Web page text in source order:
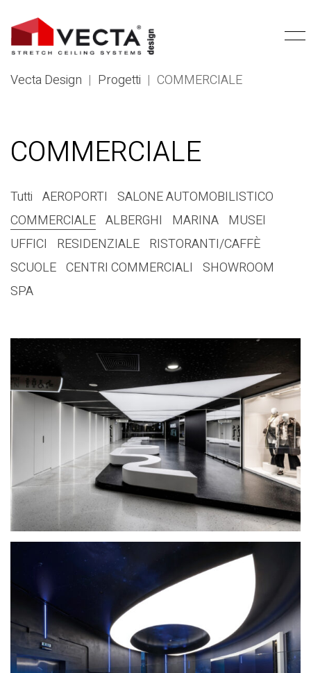
Vecta Design | Progetti | COMMERCIALE
COMMERCIALE
Tutti AEROPORTI SALONE AUTOMOBILISTICO
COMMERCIALE ALBERGHI MARINA MUSEI
UFFICI
RESIDENZIALE RISTORANTI/CAFFÈ
SCUOLE CENTRI COMMERCIALI SHOWROOM
SPA